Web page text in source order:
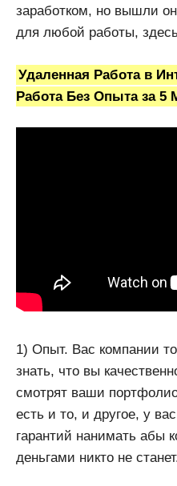
заработком, но вышли
для любой работы,
Удаленная Работа в
Работа Без Опыта за 5
1) Опыт. Вас компании
знать, что вы
смотрят ваши
есть и то, и другое, у
гарантий нанимать абы
деньгами никто не